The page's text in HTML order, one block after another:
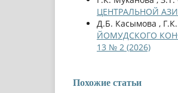
ЦЕНТРАЛЬНОЙ
Д.Б. Касымова ,
ЙОМУДСКОГО
13 № 2 (2026)
Похожие статьи